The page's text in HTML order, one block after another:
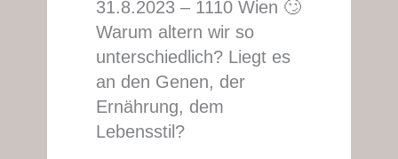
31.8.2023 – 1110 Wien 🙄
Warum altern wir so
unterschiedlich? Liegt es
an den Genen, der
Ernährung, dem
Lebensstil?